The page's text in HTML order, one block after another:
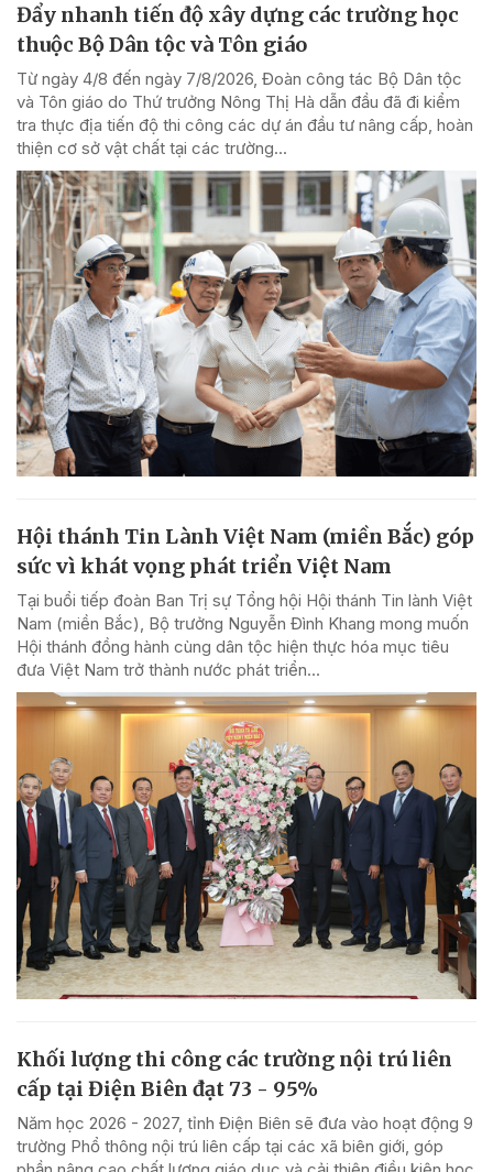
Đẩy nhanh tiến độ xây dựng các trường học
thuộc Bộ Dân tộc và Tôn giáo
Từ ngày 4/8 đến ngày 7/8/2026, Đoàn công tác Bộ Dân tộc
và Tôn giáo do Thứ trưởng Nông Thị Hà dẫn đầu đã đi kiểm
tra thực địa tiến độ thi công các dự án đầu tư nâng cấp, hoàn
thiện cơ sở vật chất tại các trường...
Hội thánh Tin Lành Việt Nam (miền Bắc) góp
sức vì khát vọng phát triển Việt Nam
Tại buổi tiếp đoàn Ban Trị sự Tổng hội Hội thánh Tin lành Việt
Nam (miền Bắc), Bộ trưởng Nguyễn Đình Khang mong muốn
Hội thánh đồng hành cùng dân tộc hiện thực hóa mục tiêu
đưa Việt Nam trở thành nước phát triển...
Khối lượng thi công các trường nội trú liên
cấp tại Điện Biên đạt 73 - 95%
Năm học 2026 - 2027, tỉnh Điện Biên sẽ đưa vào hoạt động 9
trường Phổ thông nội trú liên cấp tại các xã biên giới, góp